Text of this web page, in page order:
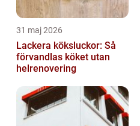
31 maj 2026
Lackera köksluckor: Så
förvandlas köket utan
helrenovering